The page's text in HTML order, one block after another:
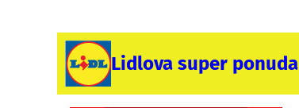
Lidlova super ponuda